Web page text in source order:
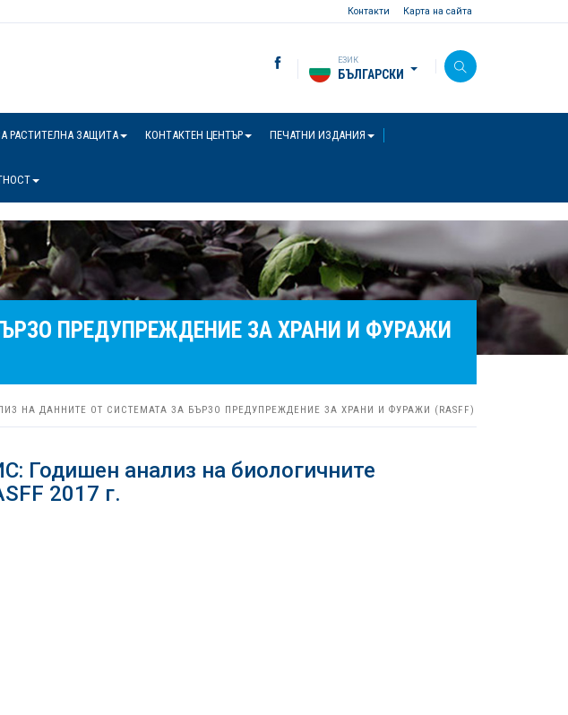
Контакти Карта на сайта
ЕЗИК
БЪЛГАРСКИ
РАСТИТЕЛНА ЗАЩИТА КОНТАКТЕН ЦЕНТЪР ПЕЧАТНИ ИЗДАНИЯ
ПРЕДУПРЕЖДЕНИЕ ЗА ХРАНИ И ФУРАЖИ
НА ДАННИТЕ ОТ СИСТЕМАТА ЗА БЪРЗО ПРЕДУПРЕЖДЕНИЕ ЗА ХРАНИ И ФУРАЖИ (RASFF)
анализ на биологичните
2017 г.